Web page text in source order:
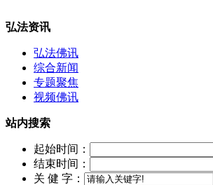
弘法资讯
弘法佛讯
综合新闻
专题聚焦
视频佛讯
站内搜索
起始时间：
结束时间：
关 健 字：